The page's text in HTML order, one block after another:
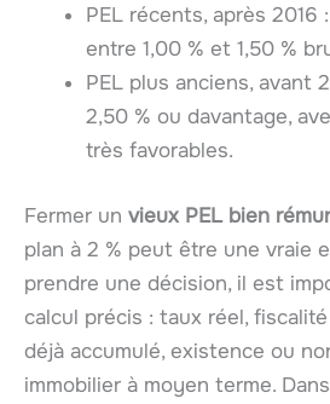
PEL récents, après 2016
entre 1,00 % et 1,50 %
PEL plus anciens, avant
2,50 % ou davantage,
très favorables.
Fermer un vieux PEL bien
plan à 2 % peut être une vraie
prendre une décision, il est
calcul précis : taux réel,
déjà accumulé, existence ou
immobilier à moyen terme.